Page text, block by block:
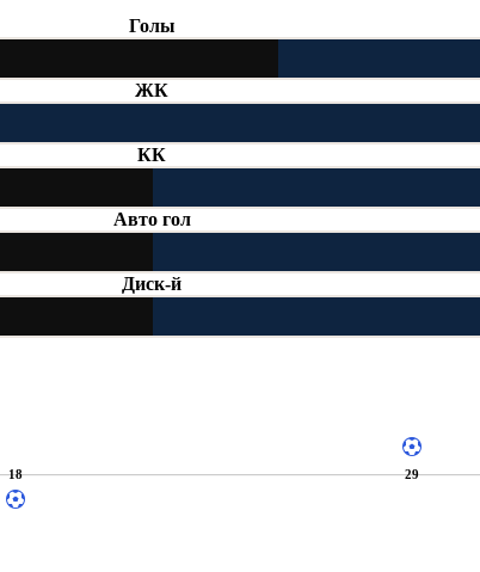
Голы
ЖК
КК
Авто гол
Диск-й
18 29